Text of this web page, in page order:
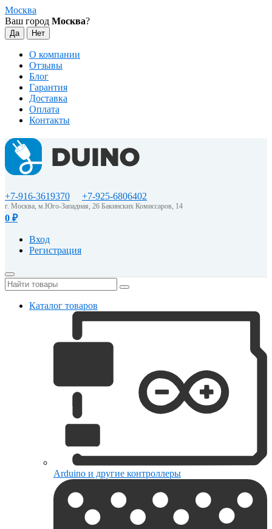
Москва
Ваш город Москва?
О компании
Отзывы
Блог
Гарантия
Доставка
Оплата
Контакты
+7-916-3619370 +7-925-6806402
г. Москва, м.Юго-Западная, 26 Бакинских Комиссаров, 14
0 ₽
Вход
Регистрация
Каталог товаров
Arduino и другие контроллеры